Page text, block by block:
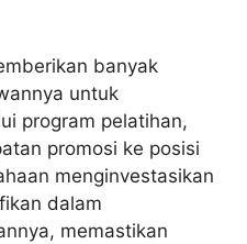
banyak
untuk
program pelatihan,
promosi ke posisi
menginvestasikan
dalam
memastikan